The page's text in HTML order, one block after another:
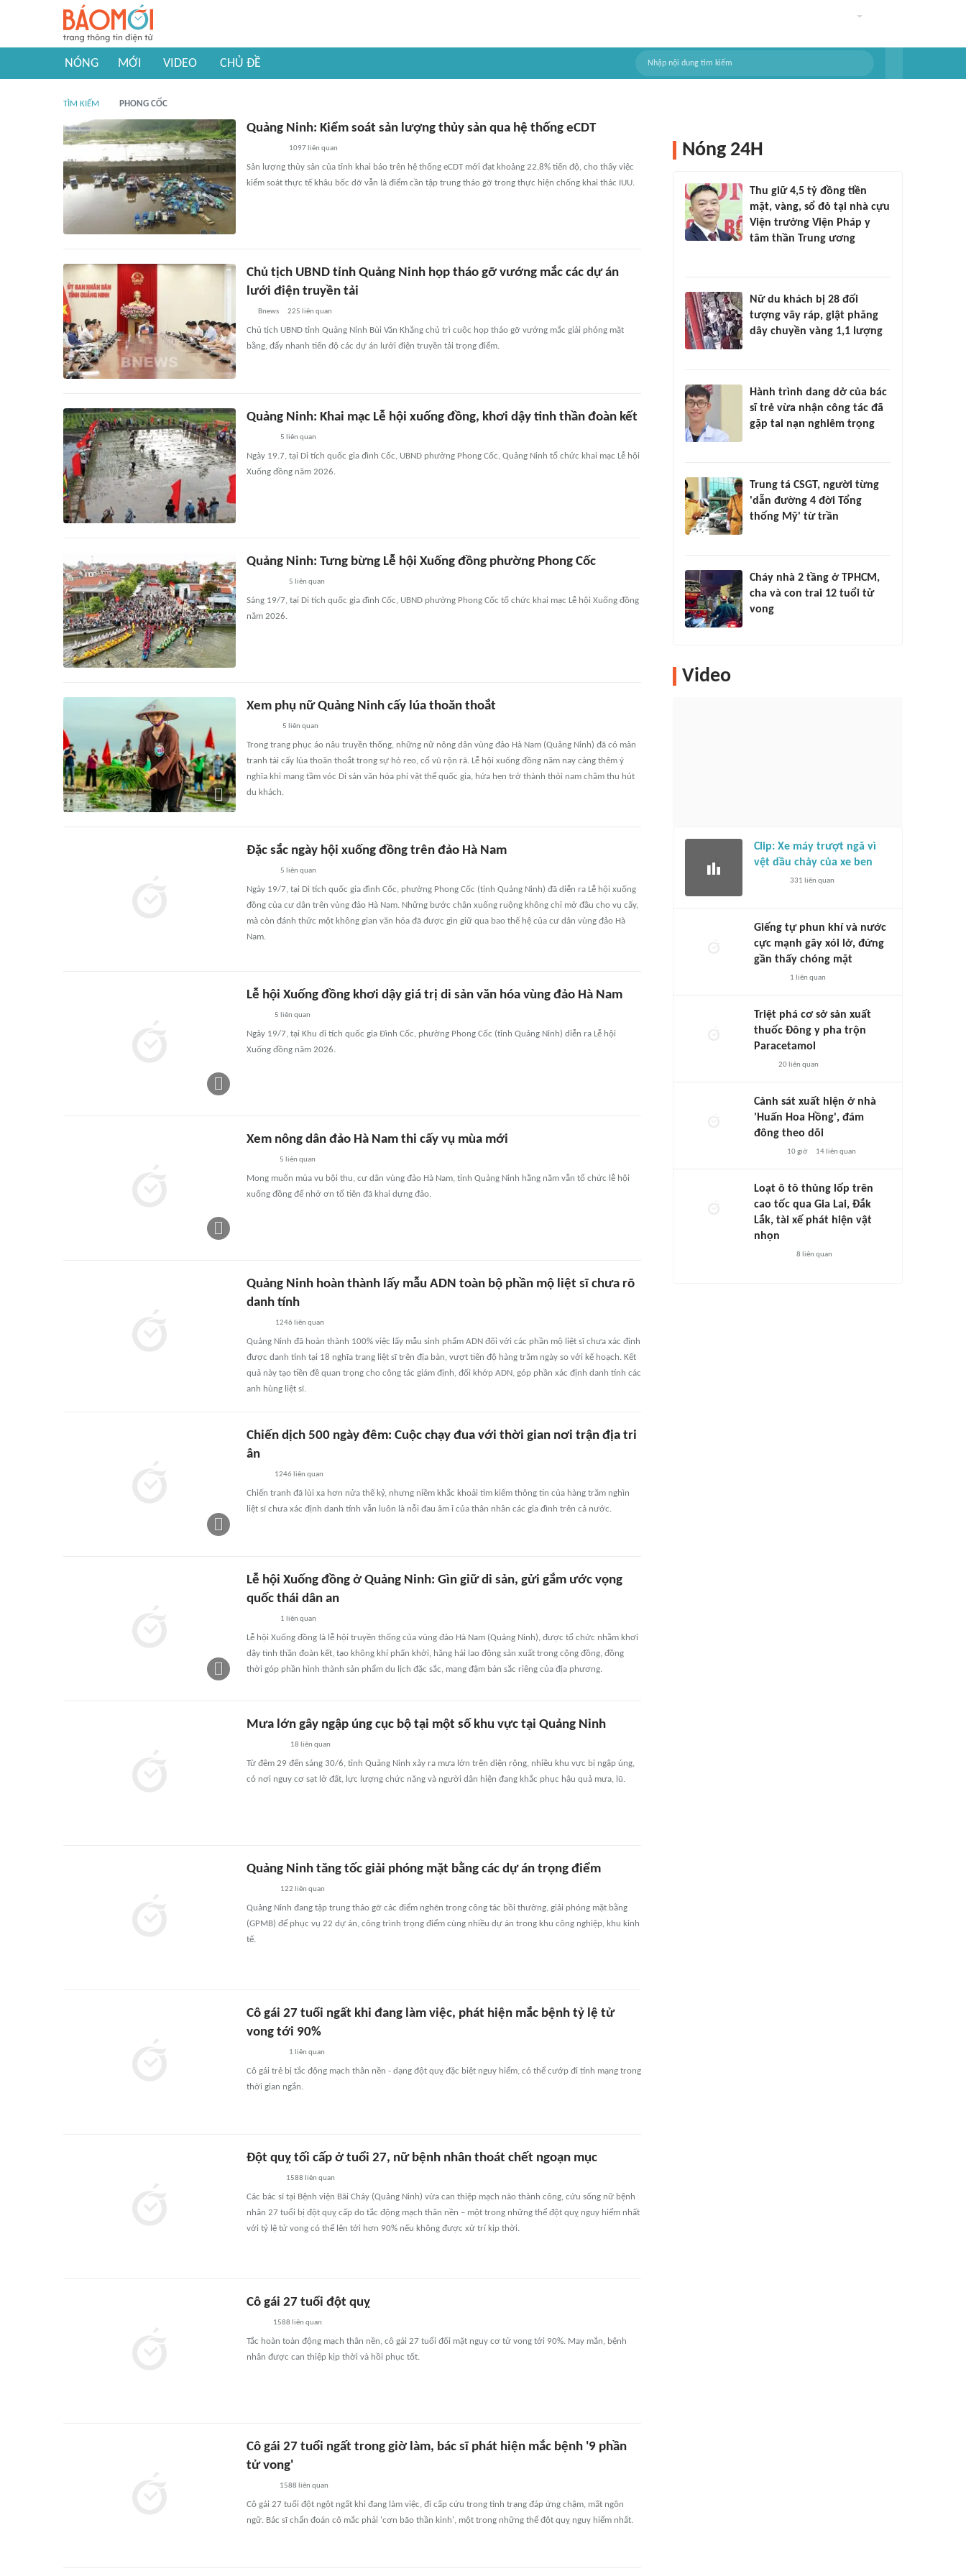
NÓNG MỚI VIDEO CHỦ ĐỀ
TÌM KIẾM PHONG CỐC
Quảng Ninh: Kiểm soát sản lượng thủy sản qua hệ thống eCDT
1097liên quan
Sản lượng thủy sản của tỉnh khai báo trên hệ thống eCDT mới đạt khoảng 22,8% tiến độ, cho thấy việc
kiểm soát thực tế khâu bốc dỡ vẫn là điểm cần tập trung tháo gỡ trong thực hiện chống khai thác IUU.
Chủ tịch UBND tỉnh Quảng Ninh họp tháo gỡ vướng mắc các dự án
lưới điện truyền tải
Bnews 225 liên quan
Chủ tịch UBND tỉnh Quảng Ninh Bùi Văn Khắng chủ trì cuộc họp tháo gỡ vướng mắc giải phóng mặt
bằng, đẩy nhanh tiến độ các dự án lưới điện truyền tải trọng điểm.
Quảng Ninh: Khai mạc Lễ hội xuống đồng, khơi dậy tinh thần đoàn kết
5 liên quan
Ngày 19.7, tại Di tích quốc gia đình Cốc, UBND phường Phong Cốc, Quảng Ninh tổ chức khai mạc Lễ hội
Xuống đồng năm 2026.
Quảng Ninh: Tưng bừng Lễ hội Xuống đồng phường Phong Cốc
5 liên quan
Sáng 19/7, tại Di tích quốc gia đình Cốc, UBND phường Phong Cốc tổ chức khai mạc Lễ hội Xuống đồng
năm 2026.
Xem phụ nữ Quảng Ninh cấy lúa thoăn thoắt
5 liên quan
Trong trang phục áo nâu truyền thống, những nữ nông dân vùng đảo Hà Nam (Quảng Ninh) đã có màn
tranh tài cấy lúa thoăn thoắt trong sự hò reo, cổ vũ rộn rã. Lễ hội xuống đồng năm nay càng thêm ý
nghĩa khi mang tầm vóc Di sản văn hóa phi vật thể quốc gia, hứa hẹn trở thành thỏi nam châm thu hút
du khách.
Đặc sắc ngày hội xuống đồng trên đảo Hà Nam
5 liên quan
Ngày 19/7, tại Di tích quốc gia đình Cốc, phường Phong Cốc (tỉnh Quảng Ninh) đã diễn ra Lễ hội xuống
đồng của cư dân trên vùng đảo Hà Nam. Những bước chân xuống ruộng không chỉ mở đầu cho vụ cấy,
mà còn đánh thức một không gian văn hóa đã được gìn giữ qua bao thế hệ của cư dân vùng đảo Hà
Nam.
Lễ hội Xuống đồng khơi dậy giá trị di sản văn hóa vùng đảo Hà Nam
5 liên quan
Ngày 19/7, tại Khu di tích quốc gia Đình Cốc, phường Phong Cốc (tỉnh Quảng Ninh) diễn ra Lễ hội
Xuống đồng năm 2026.
Xem nông dân đảo Hà Nam thi cấy vụ mùa mới
5 liên quan
Mong muốn mùa vụ bội thu, cư dân vùng đảo Hà Nam, tỉnh Quảng Ninh hằng năm vẫn tổ chức lễ hội
xuống đồng để nhớ ơn tổ tiên đã khai dựng đảo.
Quảng Ninh hoàn thành lấy mẫu ADN toàn bộ phần mộ liệt sĩ chưa rõ
danh tính
1246 liên quan
Quảng Ninh đã hoàn thành 100% việc lấy mẫu sinh phẩm ADN đối với các phần mộ liệt sĩ chưa xác định
được danh tính tại 18 nghĩa trang liệt sĩ trên địa bàn, vượt tiến độ hàng trăm ngày so với kế hoạch. Kết
quả này tạo tiền đề quan trọng cho công tác giám định, đối khớp ADN, góp phần xác định danh tính các
anh hùng liệt sĩ.
Chiến dịch 500 ngày đêm: Cuộc chạy đua với thời gian nơi trận địa tri
ân
1246 liên quan
Chiến tranh đã lùi xa hơn nửa thế kỷ, nhưng niềm khắc khoải tìm kiếm thông tin của hàng trăm nghìn
liệt sĩ chưa xác định danh tính vẫn luôn là nỗi đau âm ỉ của thân nhân các gia đình trên cả nước.
Lễ hội Xuống đồng ở Quảng Ninh: Gìn giữ di sản, gửi gắm ước vọng
quốc thái dân an
1 liên quan
Lễ hội Xuống đồng là lễ hội truyền thống của vùng đảo Hà Nam (Quảng Ninh), được tổ chức nhằm khơi
dậy tinh thần đoàn kết, tạo không khí phấn khởi, hăng hái lao động sản xuất trong cộng đồng, đồng
thời góp phần hình thành sản phẩm du lịch đặc sắc, mang đậm bản sắc riêng của địa phương.
Mưa lớn gây ngập úng cục bộ tại một số khu vực tại Quảng Ninh
18 liên quan
Từ đêm 29 đến sáng 30/6, tỉnh Quảng Ninh xảy ra mưa lớn trên diện rộng, nhiều khu vực bị ngập úng,
có nơi nguy cơ sạt lở đất, lực lượng chức năng và người dân hiện đang khắc phục hậu quả mưa, lũ.
Quảng Ninh tăng tốc giải phóng mặt bằng các dự án trọng điểm
122 liên quan
Quảng Ninh đang tập trung tháo gỡ các điểm nghẽn trong công tác bồi thường, giải phóng mặt bằng
(GPMB) để phục vụ 22 dự án, công trình trọng điểm cùng nhiều dự án trong khu công nghiệp, khu kinh
tế.
Cô gái 27 tuổi ngất khi đang làm việc, phát hiện mắc bệnh tỷ lệ tử
vong tới 90%
1 liên quan
Cô gái trẻ bị tắc động mạch thân nền - dạng đột quỵ đặc biệt nguy hiểm, có thể cướp đi tính mạng trong
thời gian ngắn.
Đột quỵ tối cấp ở tuổi 27, nữ bệnh nhân thoát chết ngoạn mục
1588 liên quan
Các bác sĩ tại Bệnh viện Bãi Cháy (Quảng Ninh) vừa can thiệp mạch não thành công, cứu sống nữ bệnh
nhân 27 tuổi bị đột quỵ cấp do tắc động mạch thân nền – một trong những thể đột quỵ nguy hiểm nhất
với tỷ lệ tử vong có thể lên tới hơn 90% nếu không được xử trí kịp thời.
Cô gái 27 tuổi đột quỵ
1588 liên quan
Tắc hoàn toàn động mạch thân nền, cô gái 27 tuổi đối mặt nguy cơ tử vong tới 90%. May mắn, bệnh
nhân được can thiệp kịp thời và hồi phục tốt.
Cô gái 27 tuổi ngất trong giờ làm, bác sĩ phát hiện mắc bệnh '9 phần
tử vong'
1588 liên quan
Cô gái 27 tuổi đột ngột ngất khi đang làm việc, đi cấp cứu trong tình trạng đáp ứng chậm, mất ngôn
ngữ. Bác sĩ chẩn đoán cô mắc phải 'cơn bão thần kinh', một trong những thể đột quỵ nguy hiểm nhất.
Nóng 24H
Thu giữ 4,5 tỷ đồng tiền
mặt, vàng, sổ đỏ tại nhà cựu
Viện trưởng Viện Pháp y
tâm thần Trung ương
Nữ du khách bị 28 đối
tượng vây ráp, giật phăng
dây chuyền vàng 1,1 lượng
Hành trình dang dở của bác
sĩ trẻ vừa nhận công tác đã
gặp tai nạn nghiêm trọng
Trung tá CSGT, người từng
'dẫn đường 4 đời Tổng
thống Mỹ' từ trần
Cháy nhà 2 tầng ở TPHCM,
cha và con trai 12 tuổi tử
vong
Video
Clip: Xe máy trượt ngã vì
vệt dầu chảy của xe ben
331 liên quan
Giếng tự phun khí và nước
cực mạnh gây xói lở, đứng
gần thấy chóng mặt
1 liên quan
Triệt phá cơ sở sản xuất
thuốc Đông y pha trộn
Paracetamol
20liên quan
Cảnh sát xuất hiện ở nhà
'Huấn Hoa Hồng', đám
đông theo dõi
10 giờ 14liên quan
Loạt ô tô thủng lốp trên
cao tốc qua Gia Lai, Đắk
Lắk, tài xế phát hiện vật
nhọn
8 liên quan